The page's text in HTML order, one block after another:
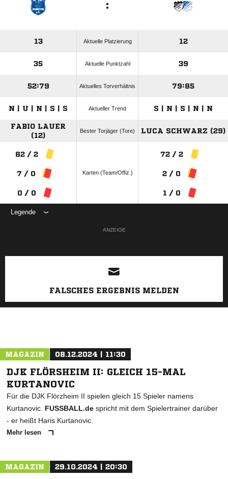
:
13 Aktuelle Platzierung 12
35 Aktuelle Punktzahl 39
52:79 Aktuelles Torverhältnis 79:85
N | U | N | S | S Aktueller Trend S | N | S | N | N
FABIO LAUER
(12)
Bester Torjäger (Tore) LUCA SCHWARZ (29)
82 / 2
7 / 0
0 / 0
Karten (Team/Offiz.)
72 / 2
2 / 0
1 / 0
Legende
ANZEIGE
FALSCHES ERGEBNIS MELDEN
MAGAZIN 08.12.2024 | 11:30
DJK FLÖRSHEIM II: GLEICH 15-MAL
KURTANOVIC
Für die DJK Flörzheim II spielen gleich 15 Spieler namens
Kurtanovic. FUSSBALL.de spricht mit dem Spielertrainer darüber
- er heißt Haris Kurtanovic.
Mehr lesen
MAGAZIN 29.10.2024 | 20:30